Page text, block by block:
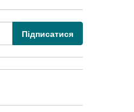
Підписатися